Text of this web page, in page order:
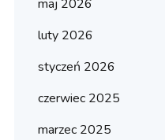
maj 2026
luty 2026
styczeń 2026
czerwiec 2025
marzec 2025